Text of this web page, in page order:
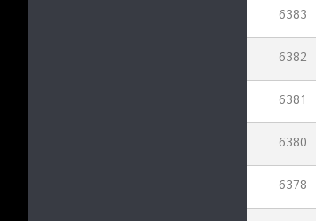
6383
6382
6381
6380
6378